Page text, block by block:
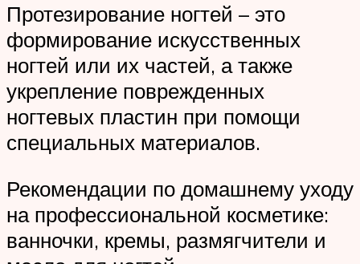
Протезирование ногтей – это
формирование искусственных
ногтей или их частей, а также
укрепление поврежденных
ногтевых пластин при помощи
специальных материалов.
Рекомендации по домашнему уходу
на профессиональной косметике:
ванночки, кремы, размягчители и